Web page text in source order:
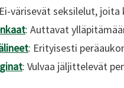
värisevät seksilelut,
: Auttavat
: Erityisesti
: Vulvaa jäljittelevät